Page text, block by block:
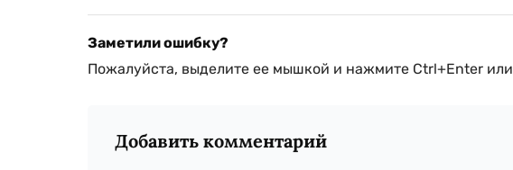
Заметили ошибку?
Пожалуйста, выделите ее мышкой и нажмите Ctrl+Enter или
Добавить комментарий